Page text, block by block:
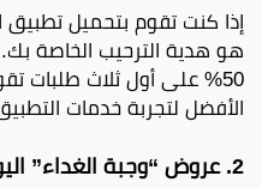
إذا كنت تقوم بتحميل تطبيق
هو هدية الترحيب الخاصة
50% على أول ثلاث طلبات
الأفضل لتجربة خدمات
2. عروض “وجبة الغداء” اليومية